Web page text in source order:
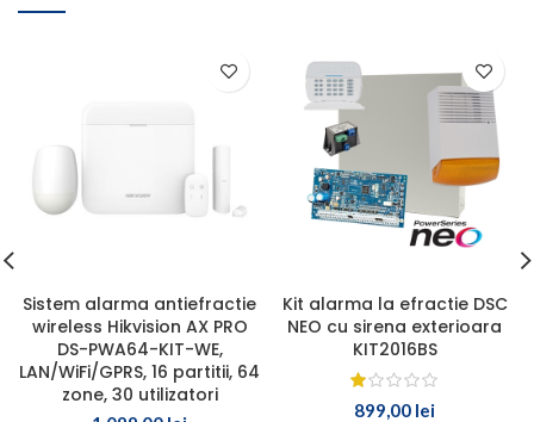
Sistem alarma antiefractie
wireless Hikvision AX PRO
DS-PWA64-KIT-WE,
LAN/WiFi/GPRS, 16 partitii, 64
zone, 30 utilizatori
Kit alarma la efractie DSC
NEO cu sirena exterioara
KIT2016BS
899,00 lei